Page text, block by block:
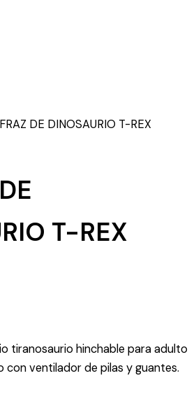
DE DINOSAURIO T-REX
T-REX
tiranosaurio hinchable para adulto
con ventilador de pilas y guantes.